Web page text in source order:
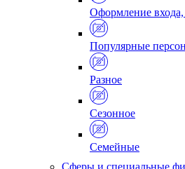
Оформление входа,
Популярные
Разное
Сезонное
Семейные
Сферы и специальные